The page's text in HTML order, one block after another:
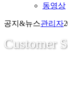
동영상
공지&뉴스관리자
Customer